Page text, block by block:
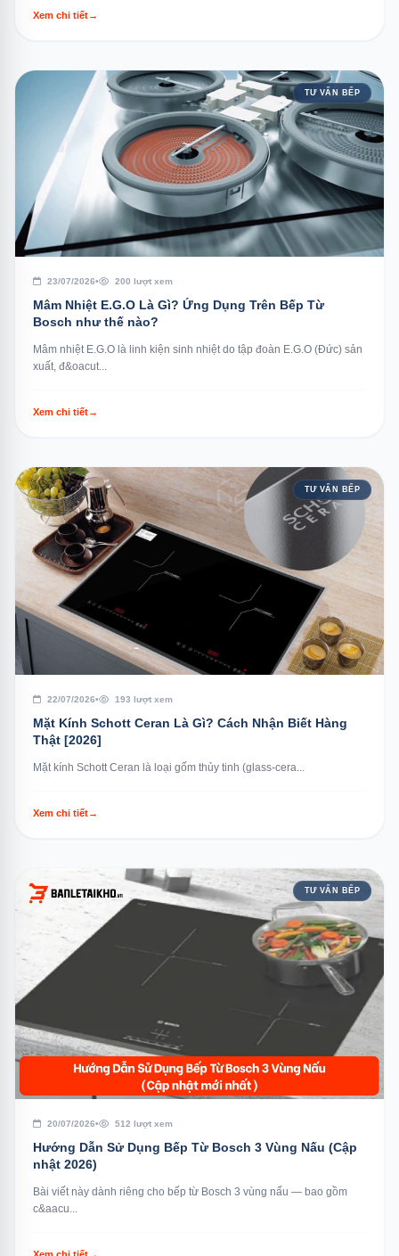
Xem chi tiết→
TƯ VẤN BẾP
23/07/2026• 200 lượt xem
Mâm Nhiệt E.G.O Là Gì? Ứng Dụng Trên Bếp Từ
Bosch như thế nào?
Mâm nhiệt E.G.O là linh kiện sinh nhiệt do tập đoàn E.G.O (Đức) sản
xuất, đ&oacut...
Xem chi tiết→
TƯ VẤN BẾP
22/07/2026• 193 lượt xem
Mặt Kính Schott Ceran Là Gì? Cách Nhận Biết Hàng
Thật [2026]
Mặt kính Schott Ceran là loại gốm thủy tinh (glass-cera...
Xem chi tiết→
TƯ VẤN BẾP
20/07/2026• 512 lượt xem
Hướng Dẫn Sử Dụng Bếp Từ Bosch 3 Vùng Nấu (Cập
nhật 2026)
Bài viết này dành riêng cho bếp từ Bosch 3 vùng nấu — bao gồm
c&aacu...